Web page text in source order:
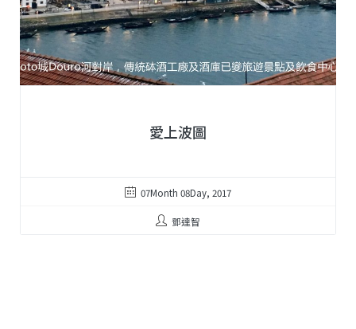
愛上波圖
07Month 08Day, 2017
鄧達智